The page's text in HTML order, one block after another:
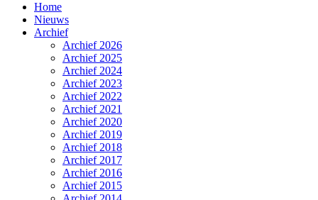
Home
Nieuws
Archief
Archief 2026
Archief 2025
Archief 2024
Archief 2023
Archief 2022
Archief 2021
Archief 2020
Archief 2019
Archief 2018
Archief 2017
Archief 2016
Archief 2015